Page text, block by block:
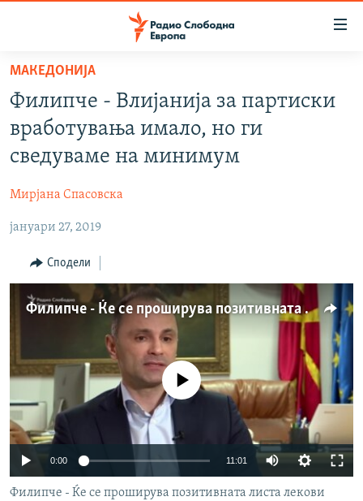
Оди
содржината
Оди
главната
навигација
Премини
на
ВИЗУЕЛНО
ШТО ТРЕБА ДА ЗНАЕТЕ
ПРИЈАВИ СЕ ЗА ЊУЗЛЕТЕР
ПОДКАСТ ЗОШТО?
СЛЕДЕТЕ НЕ
РСЕ веб страници
МАКЕДОНИЈА
Филипче - Влијанија за партиски
вработувања имало, но ги
сведуваме на минимум
Мирјана Спасовска
јануари 27, 2019
Сподели
Филипче - Ќе се проширува позитивната листа лекови
No media source currently available
0:00 11:01
Филипче - Ќе се проширува позитивната листа лекови